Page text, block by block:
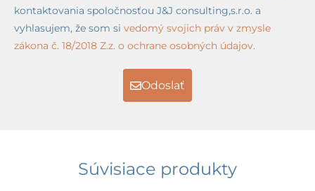
kontaktovania spoločnosťou J&J consulting,s.r.o. a
vyhlasujem, že som si vedomý svojich práv v zmysle
zákona č. 18/2018 Z.z. o ochrane osobných údajov.
Odoslať
Súvisiace produkty